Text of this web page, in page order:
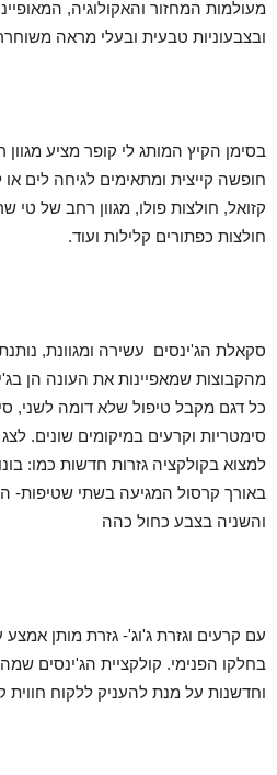
מעולמות המחזור והאקולוגיה,
ובצבעוניות טבעית ובעלי מראה משוחרר
בסימן הקיץ המותג לי קופר מציע
חופשה קייצית ומתאימים לגיחה לים או
קזואל, חולצות פולו, מגוון רחב של טי
חולצות כפתורים קלילות ועוד.
סקאלת הג'ינסים עשירה ומגוונת,
מהקבוצות שמאפיינות את העונה הן
כל דגם מקבל טיפול שלא דומה לשני,
סימטריות וקרעים במיקומים שונים.
למצוא בקולקציה גזרות חדשות כמו:
באורך קרסול המגיעה בשתי שטיפות-
והשניה בצבע כחול כהה
עם קרעים וגזרת ג'וג'- גזרת מותן
בחלקו הפנימי. קולקציית הג'ינסים
וחדשנות על מנת להעניק ללקוח חווית